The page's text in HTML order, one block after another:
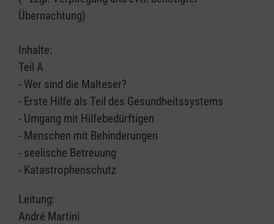
Übernachtung)
Inhalte:
Teil A
- Wer sind die Malteser?
- Erste Hilfe als Teil des Gesundheitssystems
- Umgang mit Hilfebedürftigen
- Menschen mit Behinderungen
- seelische Betreuung
- Katastrophenschutz
Leitung:
André Martini